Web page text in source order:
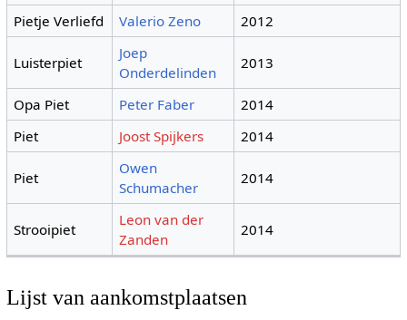
Pietje Verliefd
Valerio Zeno 2012
Luisterpiet
Joep
Onderdelinden
2013
Opa Piet Peter Faber
2014
Piet
Joost Spijkers 2014
Piet
Owen
Schumacher
2014
Strooipiet
Leon van der
Zanden
2014
Lijst van aankomstplaatsen